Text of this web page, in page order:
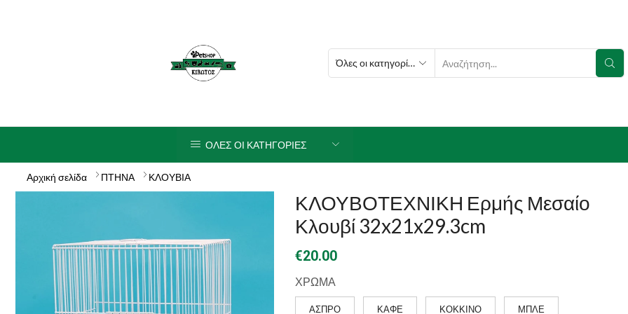
SEARCH
ΟΛΕΣ ΟΙ ΚΑΤΗΓΟΡΙΕΣ
Αρχική σελίδα ΠΤΗΝΑ ΚΛΟΥΒΙΑ
ΚΛΟΥΒΟΤΕΧΝΙΚΗ Ερμής Μεσαίο
Κλουβί 32x21x29.3cm
€20.00
ΧΡΩΜΑ
ΑΣΠΡΟ ΚΑΦΕ ΚΟΚΚΙΝΟ ΜΠΛΕ